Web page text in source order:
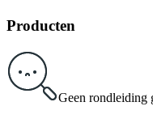
Producten
Geen rondleiding